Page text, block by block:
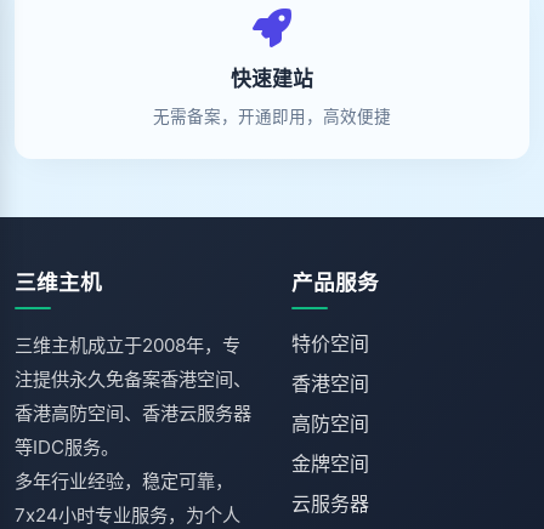
快速建站
无需备案，开通即用，高效便捷
三维主机
三维主机成立于2008年，专
注提供永久免备案香港空间、
香港高防空间、香港云服务器
等IDC服务。
多年行业经验，稳定可靠，
7x24小时专业服务，为个人
产品服务
特价空间
香港空间
高防空间
金牌空间
云服务器